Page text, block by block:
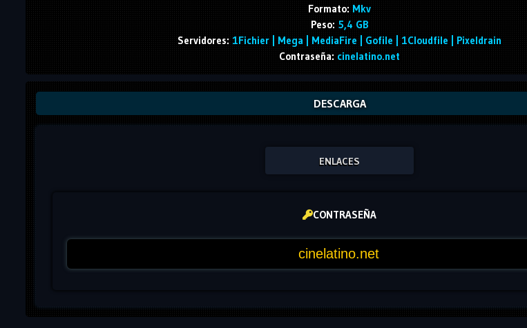
Formato: Mkv
Peso: 5,4 GB
Servidores: 1Fichier | Mega | MediaFire | Gofile | 1Cloudfile | Pixeldrain
Contraseña: cinelatino.net
DESCARGA
ENLACES
CONTRASEÑA